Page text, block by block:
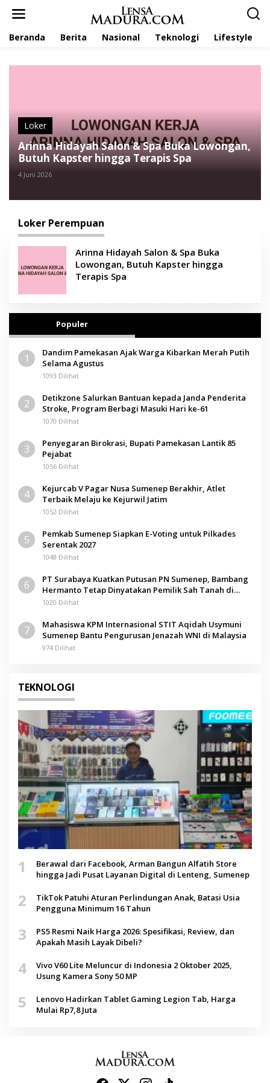
Beranda Berita Nasional Teknologi Lifestyle
Loker
Arinna Hidayah Salon & Spa Buka Lowongan,
Butuh Kapster hingga Terapis Spa
4 Juni 2026
Loker Perempuan
Arinna Hidayah Salon & Spa Buka
Lowongan, Butuh Kapster hingga
Terapis Spa
Populer
1
Dandim Pamekasan Ajak Warga Kibarkan Merah Putih
Selama Agustus
1093 Dilihat
2
Detikzone Salurkan Bantuan kepada Janda Penderita
Stroke, Program Berbagi Masuki Hari ke-61
1070 Dilihat
3
Penyegaran Birokrasi, Bupati Pamekasan Lantik 85
Pejabat
1056 Dilihat
4
Kejurcab V Pagar Nusa Sumenep Berakhir, Atlet
Terbaik Melaju ke Kejurwil Jatim
1052 Dilihat
5
Pemkab Sumenep Siapkan E-Voting untuk Pilkades
Serentak 2027
1048 Dilihat
6
PT Surabaya Kuatkan Putusan PN Sumenep, Bambang
Hermanto Tetap Dinyatakan Pemilik Sah Tanah di
Pamolokan
1020 Dilihat
7
Mahasiswa KPM Internasional STIT Aqidah Usymuni
Sumenep Bantu Pengurusan Jenazah WNI di Malaysia
974 Dilihat
TEKNOLOGI
1
Berawal dari Facebook, Arman Bangun Alfatih Store
hingga Jadi Pusat Layanan Digital di Lenteng, Sumenep
2
TikTok Patuhi Aturan Perlindungan Anak, Batasi Usia
Pengguna Minimum 16 Tahun
3
PS5 Resmi Naik Harga 2026: Spesifikasi, Review, dan
Apakah Masih Layak Dibeli?
4
Vivo V60 Lite Meluncur di Indonesia 2 Oktober 2025,
Usung Kamera Sony 50 MP
5
Lenovo Hadirkan Tablet Gaming Legion Tab, Harga
Mulai Rp7,8 Juta